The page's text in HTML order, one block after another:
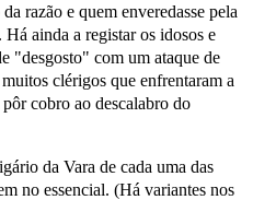
razão e quem enveredasse pela
ainda a registar os idosos e
"desgosto" com um ataque de
clérigos que enfrentaram a
cobro ao descalabro do
da Vara de cada uma das
no essencial. (Há variantes nos